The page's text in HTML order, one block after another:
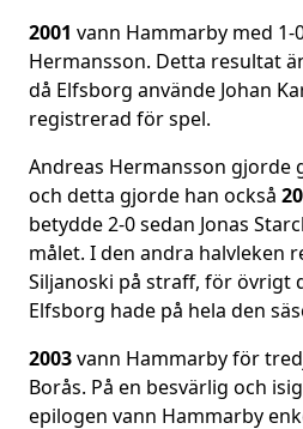
2001 vann Hammarby med 1-
Hermansson. Detta resultat
då Elfsborg använde Johan
registrerad för spel.
Andreas Hermansson gjorde
och detta gjorde han också
betydde 2-0 sedan Jonas
målet. I den andra halvleken
Siljanoski på straff, för övrigt
Elfsborg hade på hela den
2003vann Hammarby för
Borås. På en besvärlig och
epilogen vann Hammarby